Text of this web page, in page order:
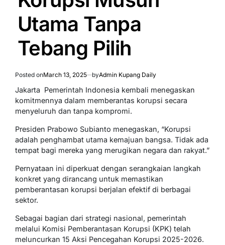
Utama Tanpa
Tebang Pilih
Posted onMarch 13, 2025 byAdmin Kupang Daily
Jakarta  Pemerintah Indonesia kembali menegaskan
komitmennya dalam memberantas korupsi secara
menyeluruh dan tanpa kompromi.
Presiden Prabowo Subianto menegaskan, “Korupsi
adalah penghambat utama kemajuan bangsa. Tidak ada
tempat bagi mereka yang merugikan negara dan rakyat.”
Pernyataan ini diperkuat dengan serangkaian langkah
konkret yang dirancang untuk memastikan
pemberantasan korupsi berjalan efektif di berbagai
sektor.
Sebagai bagian dari strategi nasional, pemerintah
melalui Komisi Pemberantasan Korupsi (KPK) telah
meluncurkan 15 Aksi Pencegahan Korupsi 2025-2026.